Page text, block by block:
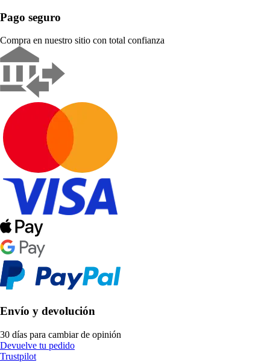
Pago seguro
Compra en nuestro sitio con total confianza
Envío y devolución
30 días para cambiar de opinión
Devuelve tu pedido
Trustpilot